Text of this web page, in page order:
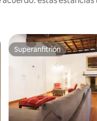
Superanfitrión
Superanfitrión